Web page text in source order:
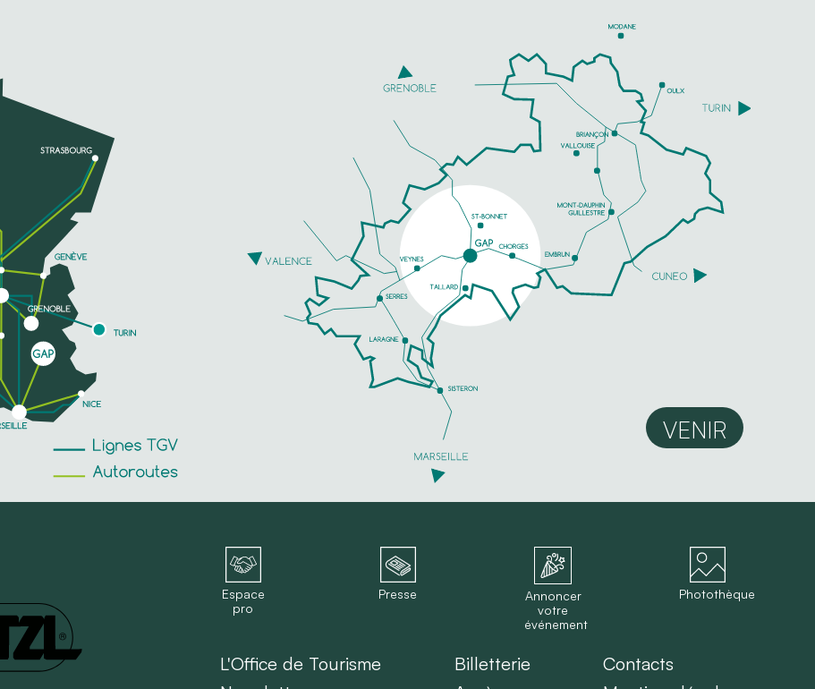
VENIR
Espace
pro
Presse
Annoncer
votre
événement
Photothèque
L'Office de Tourisme
Billetterie
Contacts